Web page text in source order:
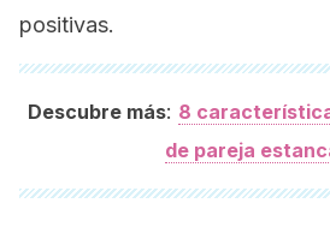
positivas.
Descubre más: 8
de pareja